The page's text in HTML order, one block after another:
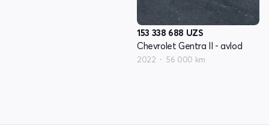
153 338 688 UZS
Chevrolet Gentra II - avlod
2022 56 000 km